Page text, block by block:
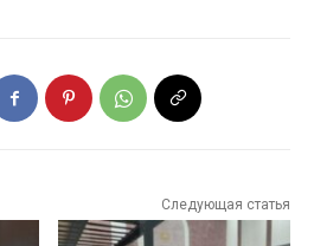
Следующая статья